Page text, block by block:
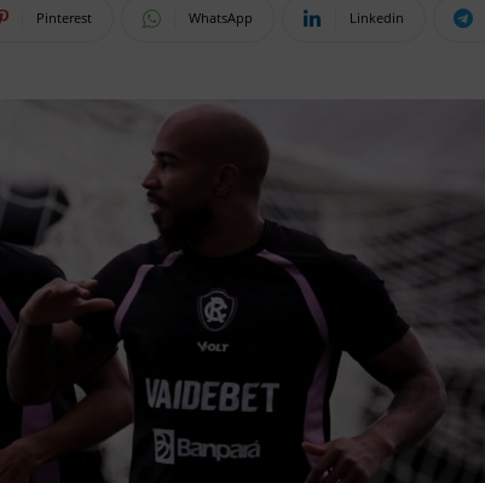
Pinterest WhatsApp Linkedin